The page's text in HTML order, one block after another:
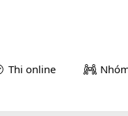
Thi online